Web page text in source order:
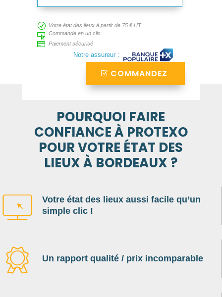
R Votre état des lieux à partir de 75 € HT
 Commande en un clic
 Paiement sécurisé
Notre assureur :
COMMANDEZ
POURQUOI FAIRE
CONFIANCE À PROTEXO
POUR VOTRE ÉTAT DES
LIEUX À BORDEAUX ?
Votre état des lieux aussi facile qu’un
simple clic !
Un rapport qualité / prix incomparable